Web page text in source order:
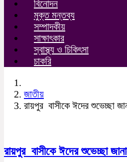
বিনোদন
মুক্ত মন্তব্য
সম্পাদকীয়
সাক্ষাৎকার
স্বাস্থ্য ও চিকিৎসা
চাকরি
জাতীয়
রায়পুর বাসীকে ঈদের শুভেচ্ছা
রায়পুর বাসীকে ঈদের শুভেচ্ছা